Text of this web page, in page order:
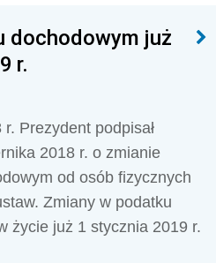
dochodowym już
r.
Prezydent podpisał
2018 r. o zmianie
od osób fizycznych
Zmiany w podatku
życie już 1 stycznia 2019 r.